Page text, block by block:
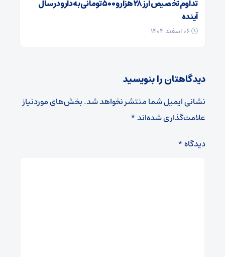
تداوم تخصیص ارز ۲۸ هزار و ۵۰۰ تومانی به دارو در سال
آینده
دیدگاهتان را بنویسید
نشانی ایمیل شما منتشر نخواهد شد.بخش‌های موردنیاز
علامت‌گذاری شده‌اند*
دیدگاه*